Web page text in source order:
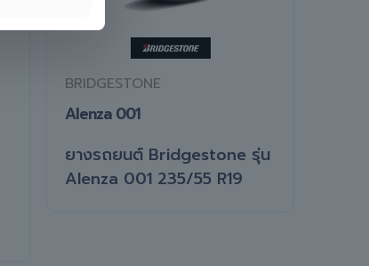
BRIDGESTONE
Alenza 001
ยางรถยนต์ Bridgestone รุ่น
Alenza 001 235/55 R19